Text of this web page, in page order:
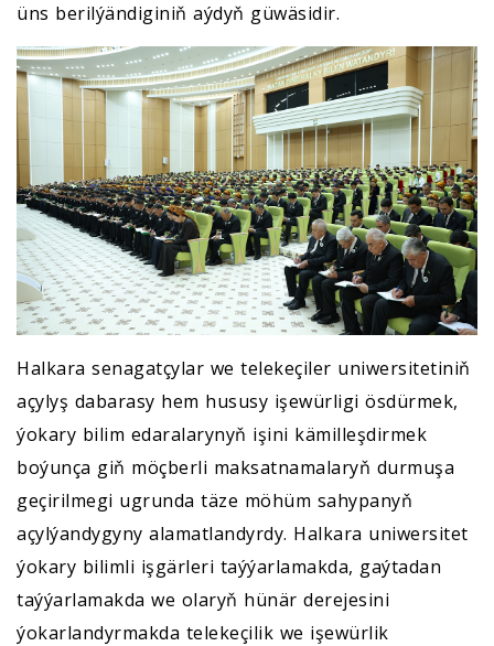
üns berilýändiginiň aýdyň güwäsidir.
Halkara senagatçylar we telekeçiler uniwersitetiniň
açylyş dabarasy hem hususy işewürligi ösdürmek,
ýokary bilim edaralarynyň işini kämilleşdirmek
boýunça giň möçberli maksatnamalaryň durmuşa
geçirilmegi ugrunda täze möhüm sahypanyň
açylýandygyny alamatlandyrdy. Halkara uniwersitet
ýokary bilimli işgärleri taýýarlamakda, gaýtadan
taýýarlamakda we olaryň hünär derejesini
ýokarlandyrmakda telekeçilik we işewürlik